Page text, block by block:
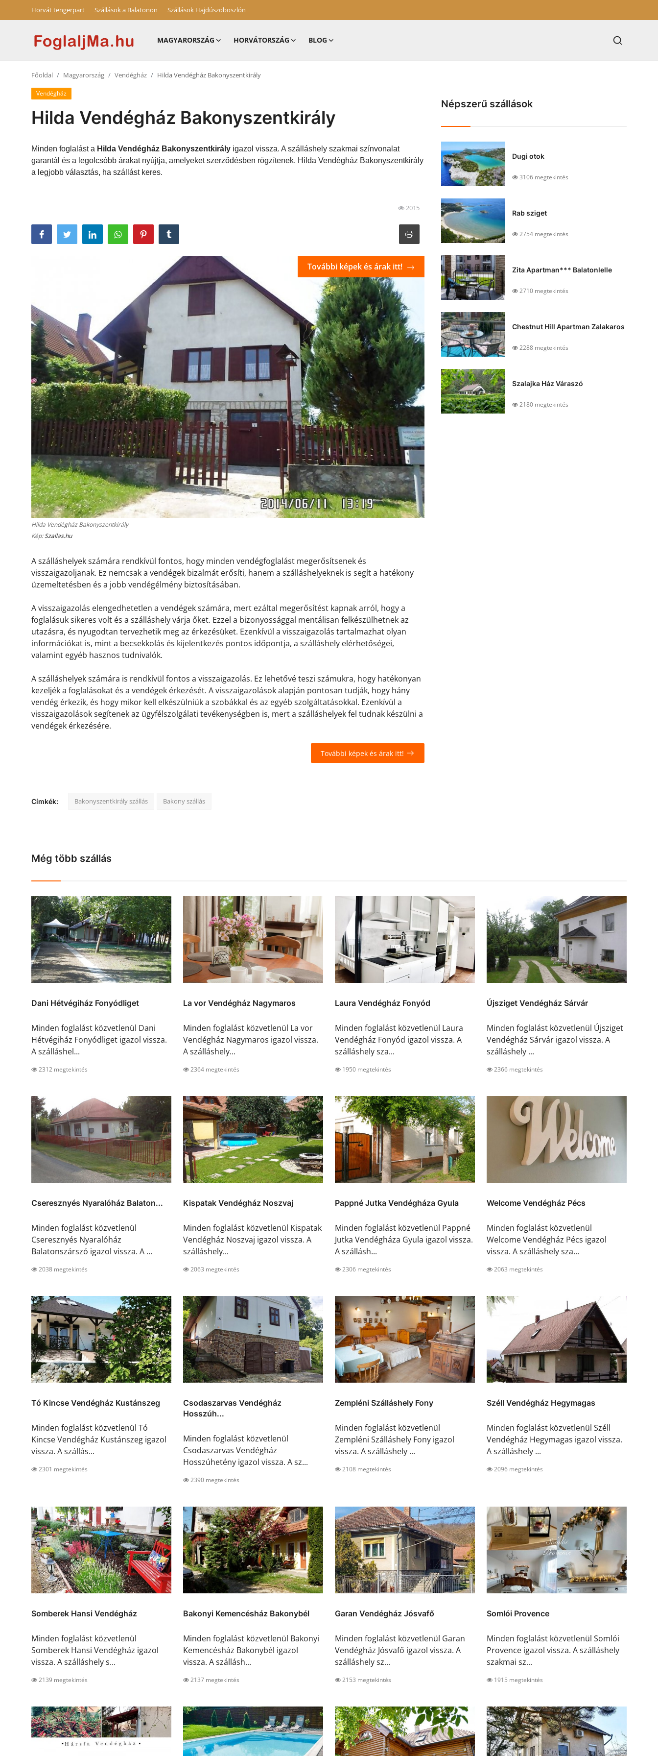
Horvát tengerpart Szállások a Balatonon Szállások Hajdúszoboszlón
MAGYARORSZÁG HORVÁTORSZÁG BLOG
Horvátország
Szállások Hajdúszoboszlón
Főoldal Magyarország Vendégház Hilda Vendégház Bakonyszentkirály
Vendégház
Hilda Vendégház Bakonyszentkirály
Minden foglalást a Hilda Vendégház Bakonyszentkirály igazol vissza. A szálláshely szakmai színvonalat
garantál és a legolcsóbb árakat nyújtja, amelyeket szerződésben rögzítenek. Hilda Vendégház Bakonyszentkirály
a legjobb választás, ha szállást keres.
2015
Hilda Vendégház Bakonyszentkirály
Kép:Szallas.hu
További képek és árak itt!
A szálláshelyek számára rendkívül fontos, hogy minden vendégfoglalást megerősítsenek és
visszaigazoljanak. Ez nemcsak a vendégek bizalmát erősíti, hanem a szálláshelyeknek is segít a hatékony
üzemeltetésben és a jobb vendégélmény biztosításában.
A visszaigazolás elengedhetetlen a vendégek számára, mert ezáltal megerősítést kapnak arról, hogy a
foglalásuk sikeres volt és a szálláshely várja őket. Ezzel a bizonyossággal mentálisan felkészülhetnek az
utazásra, és nyugodtan tervezhetik meg az érkezésüket. Ezenkívül a visszaigazolás tartalmazhat olyan
információkat is, mint a becsekkolás és kijelentkezés pontos időpontja, a szálláshely elérhetőségei,
valamint egyéb hasznos tudnivalók.
A szálláshelyek számára is rendkívül fontos a visszaigazolás. Ez lehetővé teszi számukra, hogy hatékonyan
kezeljék a foglalásokat és a vendégek érkezését. A visszaigazolások alapján pontosan tudják, hogy hány
vendég érkezik, és hogy mikor kell elkészülniük a szobákkal és az egyéb szolgáltatásokkal. Ezenkívül a
visszaigazolások segítenek az ügyfélszolgálati tevékenységben is, mert a szálláshelyek fel tudnak készülni a
vendégek érkezésére.
További képek és árak itt!
Címkék: Bakonyszentkirály szállás Bakony szállás
Népszerű szállások
Dugi otok
3106 megtekintés
Rab sziget
2754 megtekintés
Zita Apartman*** Balatonlelle
2710 megtekintés
Chestnut Hill Apartman Zalakaros
2288 megtekintés
Szalajka Ház Váraszó
2180 megtekintés
Még több szállás
Dani Hétvégiház Fonyódliget
Minden foglalást közvetlenül Dani
Hétvégiház Fonyódliget igazol vissza.
A szálláshel...
2312 megtekintés
La vor Vendégház Nagymaros
Minden foglalást közvetlenül La vor
Vendégház Nagymaros igazol vissza.
A szálláshely...
2364 megtekintés
Laura Vendégház Fonyód
Minden foglalást közvetlenül Laura
Vendégház Fonyód igazol vissza. A
szálláshely sza...
1950 megtekintés
Újsziget Vendégház Sárvár
Minden foglalást közvetlenül Újsziget
Vendégház Sárvár igazol vissza. A
szálláshely ...
2366 megtekintés
Cseresznyés Nyaralóház Balaton...
Minden foglalást közvetlenül
Cseresznyés Nyaralóház
Balatonszárszó igazol vissza. A ...
2038 megtekintés
Kispatak Vendégház Noszvaj
Minden foglalást közvetlenül Kispatak
Vendégház Noszvaj igazol vissza. A
szálláshely...
2063 megtekintés
Pappné Jutka Vendégháza Gyula
Minden foglalást közvetlenül Pappné
Jutka Vendégháza Gyula igazol vissza.
A szállásh...
2306 megtekintés
Welcome Vendégház Pécs
Minden foglalást közvetlenül
Welcome Vendégház Pécs igazol
vissza. A szálláshely sza...
2063 megtekintés
Tó Kincse Vendégház Kustánszeg
Minden foglalást közvetlenül Tó
Kincse Vendégház Kustánszeg igazol
vissza. A szállás...
2301 megtekintés
Csodaszarvas Vendégház
Hosszúh...
Minden foglalást közvetlenül
Csodaszarvas Vendégház
Hosszúhetény igazol vissza. A sz...
2390 megtekintés
Zempléni Szálláshely Fony
Minden foglalást közvetlenül
Zempléni Szálláshely Fony igazol
vissza. A szálláshely ...
2108 megtekintés
Széll Vendégház Hegymagas
Minden foglalást közvetlenül Széll
Vendégház Hegymagas igazol vissza.
A szálláshely ...
2096 megtekintés
Somberek Hansi Vendégház
Minden foglalást közvetlenül
Somberek Hansi Vendégház igazol
vissza. A szálláshely s...
2139 megtekintés
Bakonyi Kemencésház Bakonybél
Minden foglalást közvetlenül Bakonyi
Kemencésház Bakonybél igazol
vissza. A szállásh...
2137 megtekintés
Garan Vendégház Jósvafő
Minden foglalást közvetlenül Garan
Vendégház Jósvafő igazol vissza. A
szálláshely sz...
2153 megtekintés
Somlói Provence
Minden foglalást közvetlenül Somlói
Provence igazol vissza. A szálláshely
szakmai sz...
1915 megtekintés